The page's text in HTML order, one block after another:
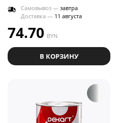
Самовывоз — завтра
Доставка — 11 августа
74.70 BYN
В КОРЗИНУ